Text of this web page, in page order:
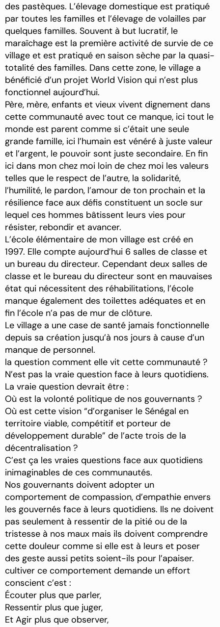
des pastèques. L’élevage domestique est pratiqué
par toutes les familles et l’élevage de volailles par
quelques familles. Souvent à but lucratif, le
maraîchage est la première activité de survie de ce
village et est pratiqué en saison sèche par la quasi-
totalité des familles. Dans cette zone, le village a
bénéficié d’un projet World Vision qui n’est plus
fonctionnel aujourd’hui.
Père, mère, enfants et vieux vivent dignement dans
cette communauté avec tout ce manque, ici tout le
monde est parent comme si c’était une seule
grande famille, ici l’humain est vénéré à juste valeur
et l’argent, le pouvoir sont juste secondaire. En fin
ici dans mon chez moi loin de chez moi les valeurs
telles que le respect de l’autre, la solidarité,
l’humilité, le pardon, l’amour de ton prochain et la
résilience face aux défis constituent un socle sur
lequel ces hommes bâtissent leurs vies pour
résister, rebondir et avancer.
L’école élémentaire de mon village est créé en
1997. Elle compte aujourd’hui 6 salles de classe et
un bureau du directeur. Cependant deux salles de
classe et le bureau du directeur sont en mauvaises
état qui nécessitent des réhabilitations, l’école
manque également des toilettes adéquates et en
fin l’école n’a pas de mur de clôture.
Le village a une case de santé jamais fonctionnelle
depuis sa création jusqu’à nos jours à cause d’un
manque de personnel.
la question comment elle vit cette communauté ?
N’est pas la vraie question face à leurs quotidiens.
La vraie question devrait être :
Où est la volonté politique de nos gouvernants ?
Où est cette vision “d’organiser le Sénégal en
territoire viable, compétitif et porteur de
développement durable” de l’acte trois de la
décentralisation ?
C’est ça les vraies questions face aux quotidiens
inimaginables de ces communautés.
Nos gouvernants doivent adopter un
comportement de compassion, d’empathie envers
les gouvernés face à leurs quotidiens. Ils ne doivent
pas seulement à ressentir de la pitié ou de la
tristesse à nos maux mais ils doivent comprendre
cette douleur comme si elle est à leurs et poser
des geste aussi petits soient-ils pour l’apaiser.
cultiver ce comportement demande un effort
conscient c’est :
Écouter plus que parler,
Ressentir plus que juger,
Et Agir plus que observer,